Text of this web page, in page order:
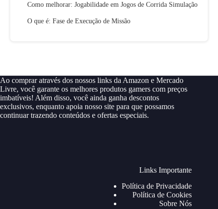
Como melhorar: Jogabilidade em Jogos de Corrida Simulação
O que é: Fase de Execução de Missão
Ao comprar através dos nossos links da Amazon e Mercado
Livre, você garante os melhores produtos gamers com preços
imbatíveis! Além disso, você ainda ganha descontos
exclusivos, enquanto apoia nosso site para que possamos
continuar trazendo conteúdos e ofertas especiais.
Links Importante
Política de Privacidade
Política de Cookies
Sobre Nós